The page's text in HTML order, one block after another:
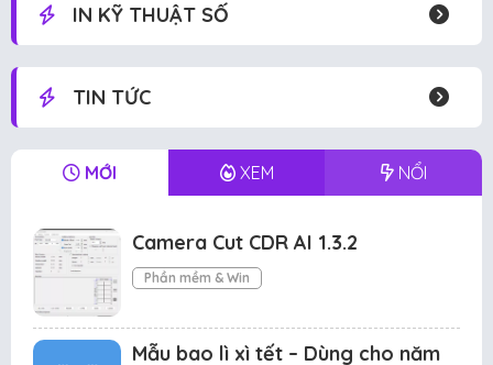
IN KỸ THUẬT SỐ
TIN TỨC
MỚI XEM NỔI
Camera Cut CDR AI 1.3.2
Phần mềm & Win
Mẫu bao lì xì tết – Dùng cho năm